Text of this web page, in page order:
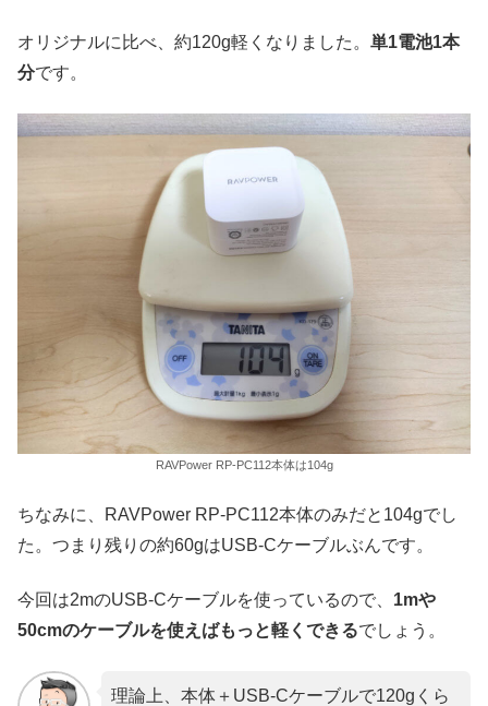
オリジナルに比べ、約120g軽くなりました。 単1電池1本
分です。
RAVPower RP-PC112本体は104g
ちなみに、RAVPower RP-PC112本体のみだと104gでし
た。つまり残りの約60gはUSB-Cケーブルぶんです。
今回は2mのUSB-Cケーブルを使っているので、 1mや
50cmのケーブルを使えばもっと軽くできるでしょう。
理論上、本体＋USB-Cケーブルで120gくら